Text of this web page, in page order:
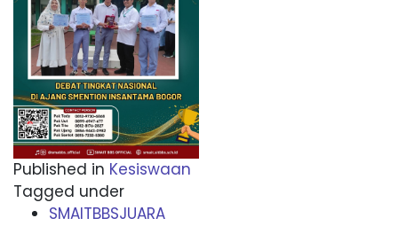
Published in Kesiswaan
Tagged under
SMAITBBSJUARA